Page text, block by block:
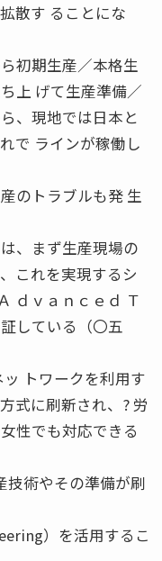
散す ることにな
初期生産／本格生
上 げて生産準備／
、現地では日本と
で ラインが稼働し
のトラブルも発 生
、まず生産現場の
これを実現するシ
ｄｖａｎｃｅｄ Ｔ
している（〇五
トワークを利用す
式に刷新され、? 労
性でも対応できる
技術やその準備が刷
）を活用するこ